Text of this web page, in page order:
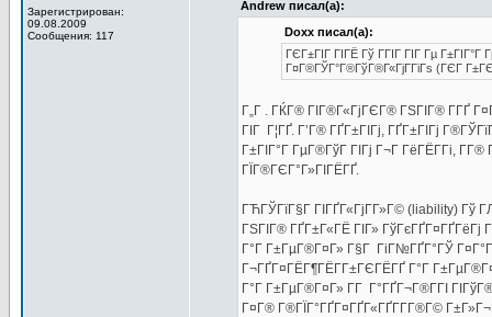
Зарегистрирован:
09.08.2009
Сообщения: 117
Andrew писал(а):
Doxx писал(а):
ГЄГ±ГІГ ГІГЁ Гў ГГІГ ГІГ Гµ
Г¤Г®ГЎГ°Г®ГўГ®Г«ГјГ­ГіГѕ (ГЄГ
Г„Г . ГЌГ® ГІГ®Г«ГјГЄГ® ГЅГІГ® Г­ГҐ
ГІГ Г¦ГҐ. Г’Г® ГҐГ±ГІГј, ГҐГ±ГІГј
Г±ГІГ°Г ГµГ®ГўГ ГІГј Г¬Г ГёГЁГ­Гі,
ГЇГ®ГЄГ°Г»ГІГЁГҐ.
ГЋГЎГїГ§Г ГІГҐГ«ГјГ­Г»Г© (liability) Гў
ГЅГІГ® ГҐГ±Г«ГЁ ГІГ»
Г°Г Г±ГµГ®Г¤Г» Г§Г ГіГ№ГҐГ°ГЎ
Г¬ГҐГ¤ГЁГ¶ГЁГ­Г±ГЄГЁГҐ Г°Г
Г°Г Г±ГµГ®Г¤Г» Г­Г Г°ГҐГ¬Г®Г­ГІ
Г¤Г® Г®ГЇГ°ГҐГ¤ГҐГ«ГҐГ­Г­Г®Г©